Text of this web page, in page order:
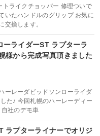
ライクチョッパー 修理ついで
いたハンドルのグリップ お気に
交換します。
ライダーST ラプターラ
様から完成写真頂きました
ーレーダビッドソンローライダ
た♪ 今回札幌のハーレーディー
社のデモ車
ラプターライナーでオリジ